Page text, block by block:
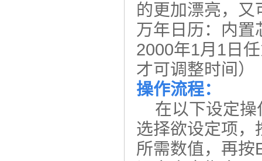
的更加漂亮，又
万年日历：内置
2000年1月1日
才可调整时间）
操作流程：
在以下设定操
选择欲设定项，
所需数值，再按